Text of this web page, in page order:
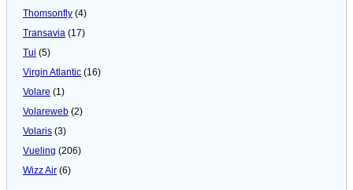
Thomsonfly (4)
Transavia (17)
Tui (5)
Virgin Atlantic (16)
Volare (1)
Volareweb (2)
Volaris (3)
Vueling (206)
Wizz Air (6)